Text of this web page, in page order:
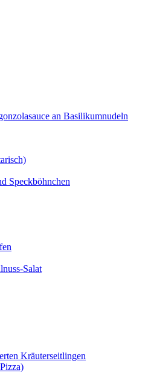
an Basilikumnudeln
Speckböhnchen
Salat
Kräuterseitlingen